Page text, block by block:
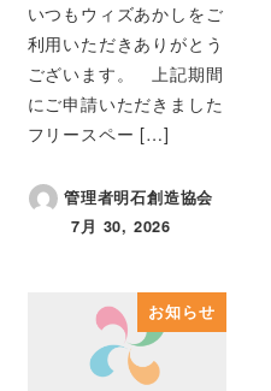
いつもウィズあかしをご
利用いただきありがとう
ございます。 上記期間
にご申請いただきました
フリースペー […]
管理者明石創造協会
投稿日
7月 30, 2026
お知らせ